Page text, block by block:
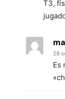
T3,
28
Es